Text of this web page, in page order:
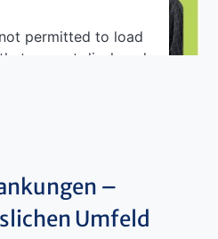
permitted to load
are not disclosed
Platform
–
Umfeld